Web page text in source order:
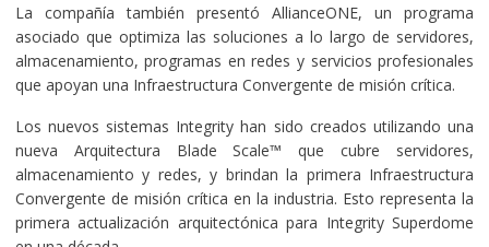
La compañía también presentó AllianceONE, un programa
asociado que optimiza las soluciones a lo largo de servidores,
almacenamiento, programas en redes y servicios profesionales
que apoyan una Infraestructura Convergente de misión crítica.
Los nuevos sistemas Integrity han sido creados utilizando una
nueva Arquitectura Blade Scale™ que cubre servidores,
almacenamiento y redes, y brindan la primera Infraestructura
Convergente de misión crítica en la industria. Esto representa la
primera actualización arquitectónica para Integrity Superdome